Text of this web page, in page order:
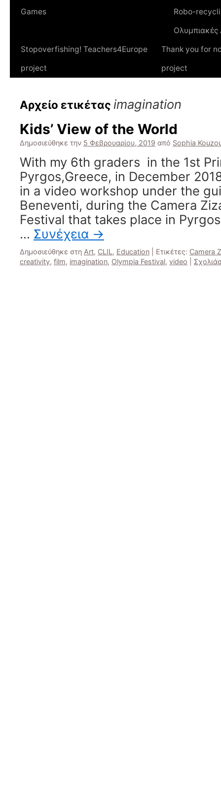
Games
Robo-
Ολυμπιακές
Stopoverfishing! Teachers4Europe
project
Thank you for
project
Αρχείο ετικέτας imagination
Kids’ View of the World
Δημοσιεύθηκε την 5 Φεβρουαρίου, 2019 από Sophia
With my 6th graders in the 1st
Pyrgos,Greece, in December
in a video workshop under the
Beneventi, during the Camera
Festival that takes place in
… Συνέχεια →
Δημοσιεύθηκε στη Art, CLIL , Education Ετικέτες: Camera
creativity, film, imagination, Olympia Festival, video